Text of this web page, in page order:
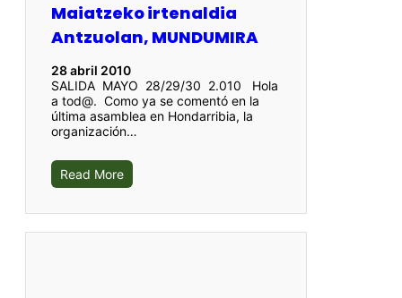
Maiatzeko irtenaldia
Antzuolan, MUNDUMIRA
28 abril 2010
SALIDA MAYO 28/29/30 2.010 Hola
a tod@. Como ya se comentó en la
última asamblea en Hondarribia, la
organización…
Read More